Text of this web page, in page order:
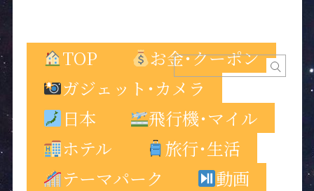
TOP
お金･クーポン
ガジェット･カメラ
日本
飛行機･マイル
ホテル
旅行･生活
テーマパーク
動画